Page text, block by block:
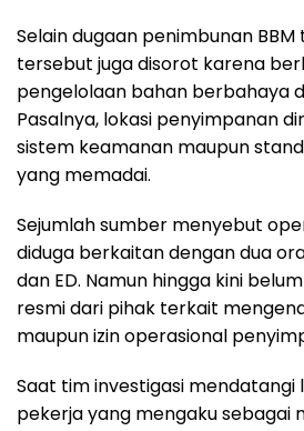
Selain dugaan penimbunan
tersebut juga disorot karena
pengelolaan bahan berbahaya
Pasalnya, lokasi penyimpanan
sistem keamanan maupun
yang memadai.
Sejumlah sumber menyebut
diduga berkaitan dengan dua
dan ED. Namun hingga kini
resmi dari pihak terkait
maupun izin operasional
Saat tim investigasi mendatangi
pekerja yang mengaku sebagai